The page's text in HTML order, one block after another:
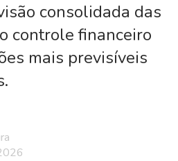
consolidada das
controle financeiro
mais previsíveis